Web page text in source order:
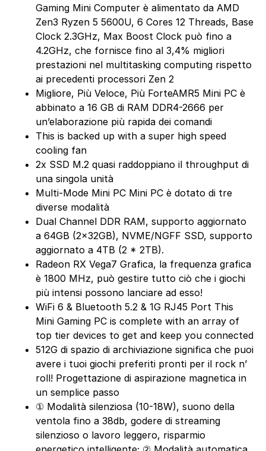
Gaming Mini Computer è alimentato da AMD
Zen3 Ryzen 5 5600U, 6 Cores 12 Threads, Base
Clock 2.3GHz, Max Boost Clock può fino a
4.2GHz, che fornisce fino al 3,4% migliori
prestazioni nel multitasking computing rispetto
ai precedenti processori Zen 2
Migliore, Più Veloce, Più ForteAMR5 Mini PC è
abbinato a 16 GB di RAM DDR4-2666 per
un’elaborazione più rapida dei comandi
This is backed up with a super high speed
cooling fan
2x SSD M.2 quasi raddoppiano il throughput di
una singola unità
Multi-Mode Mini PC Mini PC è dotato di tre
diverse modalità
Dual Channel DDR RAM, supporto aggiornato
a 64GB (2x32GB), NVME/NGFF SSD, supporto
aggiornato a 4TB (2 * 2TB).
Radeon RX Vega7 Grafica, la frequenza grafica
è 1800 MHz, può gestire tutto ciò che i giochi
più intensi possono lanciare ad esso!
WiFi 6 & Bluetooth 5.2 & 1G RJ45 Port This
Mini Gaming PC is complete with an array of
top tier devices to get and keep you connected
512G di spazio di archiviazione significa che puoi
avere i tuoi giochi preferiti pronti per il rock n’
roll! Progettazione di aspirazione magnetica in
un semplice passo
① Modalità silenziosa (10-18W), suono della
ventola fino a 38db, godere di streaming
silenzioso o lavoro leggero, risparmio